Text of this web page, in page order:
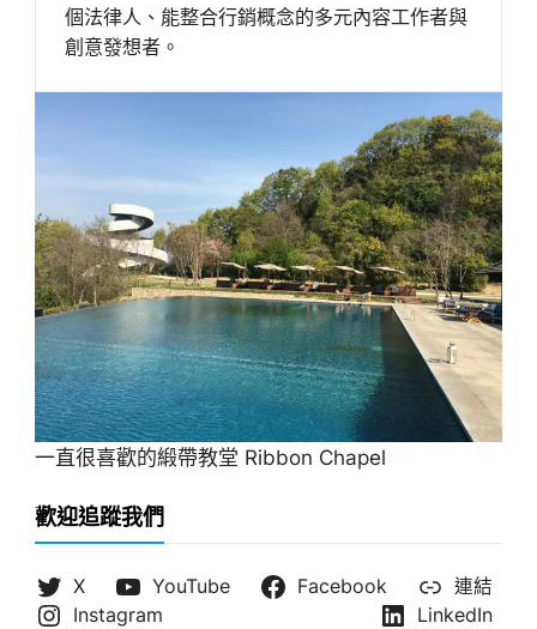
個法律人、能整合行銷概念的多元內容工作者與
創意發想者。
一直很喜歡的緞帶教堂 Ribbon Chapel
歡迎追蹤我們
X YouTube Facebook
連結
Instagram
LinkedIn